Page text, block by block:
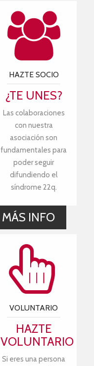
HAZTE SOCIO
¿TE UNES?
Las colaboraciones
con nuestra
asociación son
fundamentales para
poder seguir
difundiendo el
síndrome 22q.
MÁS INFO
VOLUNTARIO
HAZTE
VOLUNTARIO
Si eres una persona